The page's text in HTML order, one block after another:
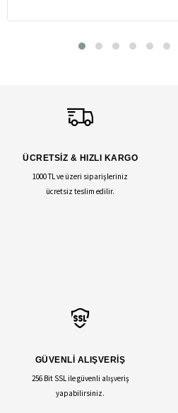
ÜCRETSİZ & HIZLI KARGO
1000 TL ve üzeri siparişleriniz
ücretsiz teslim edilir.
GÜVENLİ ALIŞVERİŞ
256 Bit SSL ile güvenli alışveriş
yapabilirsiniz.